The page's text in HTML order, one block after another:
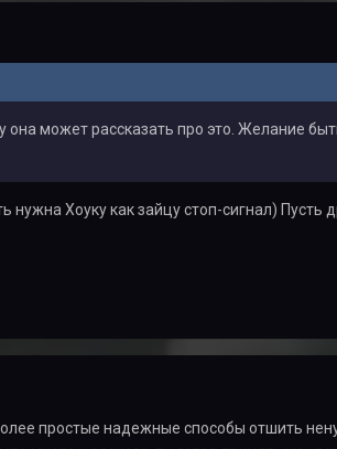
может рассказать про это. Желание
Хоуку как зайцу стоп-сигнал) Пусть
простые надежные способы отшить